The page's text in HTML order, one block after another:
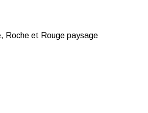
Roche et Rouge paysage